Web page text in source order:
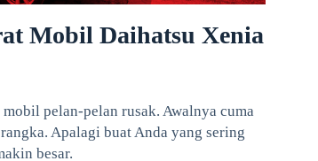
Mobil Daihatsu Xenia
pelan-pelan rusak. Awalnya cuma
Apalagi buat Anda yang sering
besar.